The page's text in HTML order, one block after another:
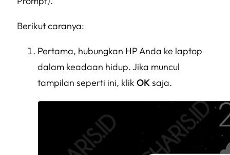
Berikut caranya:
Pertama, hubungkan HP Anda ke laptop
dalam keadaan hidup. Jika muncul
tampilan seperti ini, klik OKsaja.